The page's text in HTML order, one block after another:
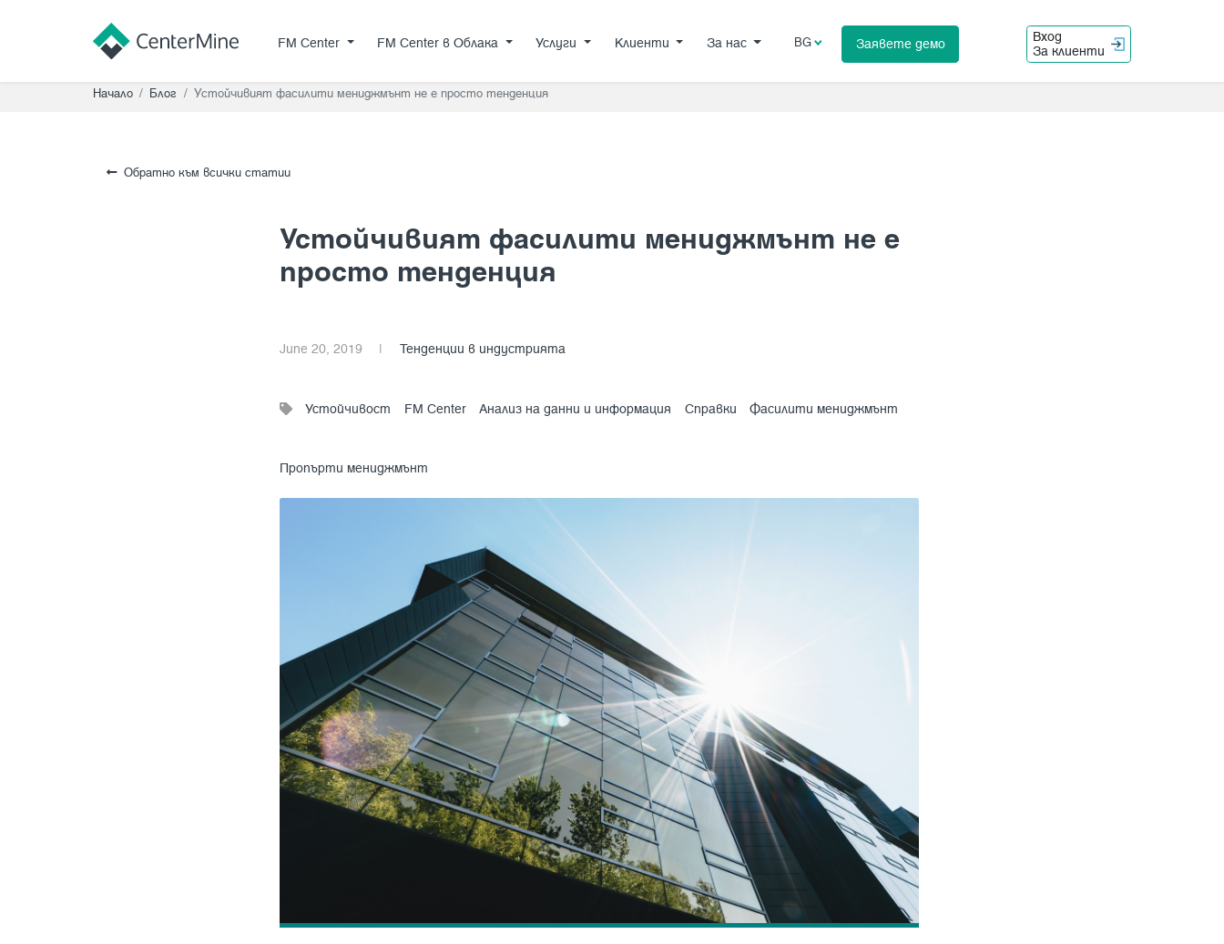
FM Center FM CenterFM Center в Облака FM Center в Облака
Услуги УслугиКлиенти КлиентиЗа нас За нас BG Заявете демо
Вход
За клиенти
Начало Блог Устойчивият фасилити мениджмънт не е просто тенденция
Обратно към всички статии
Устойчивият фасилити мениджмънт не е
просто тенденция
June 20, 2019 | Тенденции в индустрията
Устойчивост FM Center Анализ на данни и информация Справки Фасилити мениджмънт
Пропърти мениджмънт